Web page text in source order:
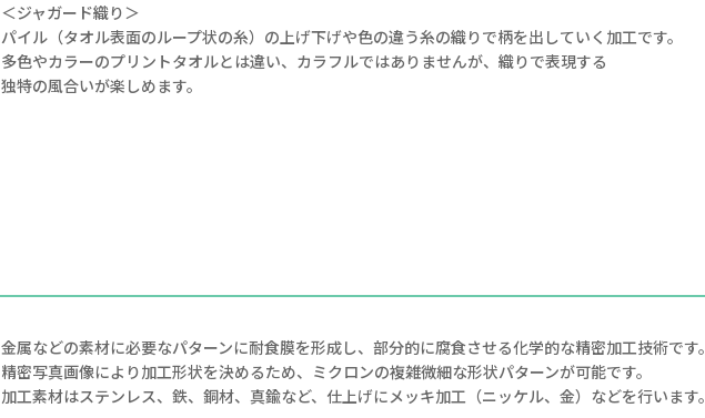
＜ジャガード織り＞
パイル（タオル表面のループ状の糸）の上げ下げや色の違う糸の織りで柄を出していく加工です。
多色やカラーのプリントタオルとは違い、カラフルではありませんが、織りで表現する
独特の風合いが楽しめます。
金属などの素材に必要なパターンに耐食膜を形成し、部分的に腐食させる化学的な精密加工技術です。
精密写真画像により加工形状を決めるため、ミクロンの複雑微細な形状パターンが可能です。
加工素材はステンレス、鉄、銅材、真鍮など、仕上げにメッキ加工（ニッケル、金）などを行います。